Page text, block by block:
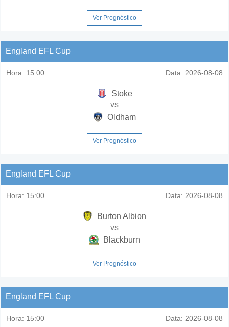
Ver Prognóstico
England EFL Cup
Hora: 15:00 Data: 2026-08-08
Stoke
vs
Oldham
Ver Prognóstico
England EFL Cup
Hora: 15:00 Data: 2026-08-08
Burton Albion
vs
Blackburn
Ver Prognóstico
England EFL Cup
Hora: 15:00 Data: 2026-08-08